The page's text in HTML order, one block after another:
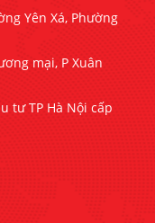
Yên Xá, Phường
mại, P Xuân
tư TP Hà Nội cấp